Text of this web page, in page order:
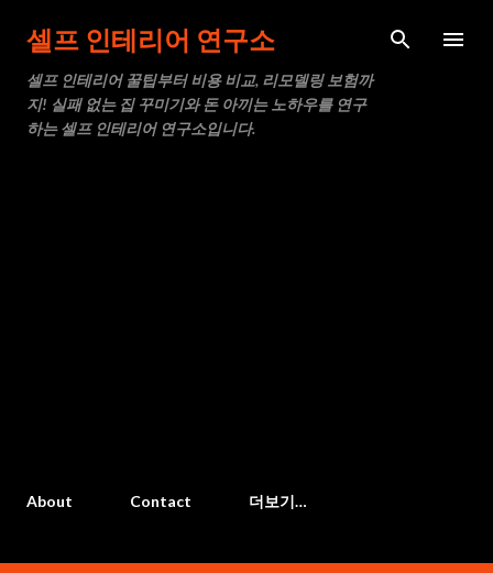
기본 콘텐츠로 건너뛰기
셀프 인테리어 연구소
셀프 인테리어 꿀팁부터 비용 비교, 리모델링 보험까
지! 실패 없는 집 꾸미기와 돈 아끼는 노하우를 연구
하는 셀프 인테리어 연구소입니다.
About Contact 더보기…